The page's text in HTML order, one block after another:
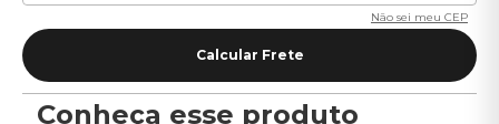
Não sei meu CEP
Conheça esse produto